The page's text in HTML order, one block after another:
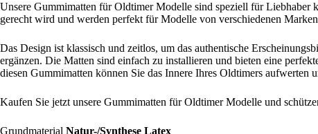
Unsere Gummimatten für Oldtimer Modelle sind speziell für Liebhaber
gerecht wird und werden perfekt für Modelle von verschiedenen
Das Design ist klassisch und zeitlos, um das authentische
ergänzen. Die Matten sind einfach zu installieren und bieten eine
diesen Gummimatten können Sie das Innere Ihres Oldtimers aufwerten
Kaufen Sie jetzt unsere Gummimatten für Oldtimer Modelle und
Grundmaterial Natur-/Synthese Latex